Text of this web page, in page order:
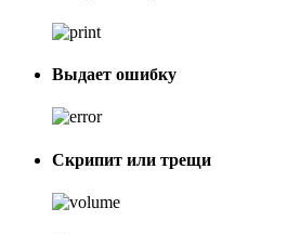
Выдает ошибку
Скрипит или трещи